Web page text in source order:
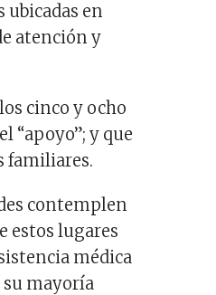
ubicadas en
atención y
cinco y ocho
“apoyo”; y que
familiares.
contemplen
estos lugares
médica
su mayoría